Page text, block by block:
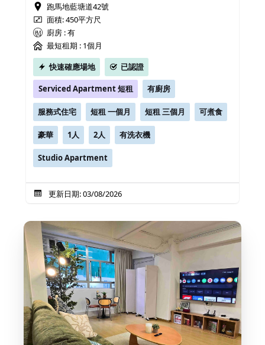
跑馬地藍塘道42號
面積: 450平方尺
廚房 : 有
最短租期 : 1個月
快速確應場地
已認證
Serviced Apartment 短租 有廚房
服務式住宅 短租 一個月 短租 三個月 可煮食
豪華 1人 2人 有洗衣機
Studio Apartment
更新日期: 03/08/2026